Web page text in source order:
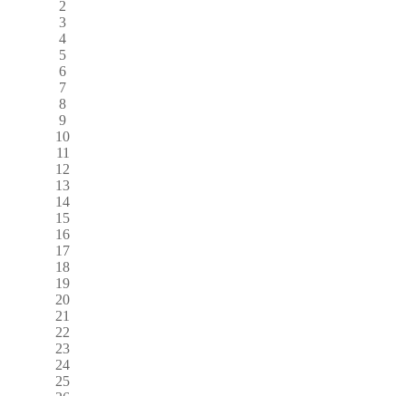
2
3
4
5
6
7
8
9
10
11
12
13
14
15
16
17
18
19
20
21
22
23
24
25